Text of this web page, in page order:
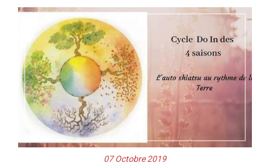
07 Octobre 2019